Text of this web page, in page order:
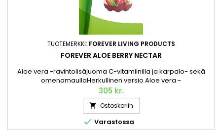
TUOTEMERKKI: FOREVER LIVING PRODUCTS
FOREVER ALOE BERRY NECTAR
Aloe vera -ravintolisäjuoma C-vitamiinilla ja karpalo- sekä
omenamaullaHerkullinen versio Aloe vera -
ravintolisästämme juomamuodossa. Kuten alkuperäinen,
Forever Aloe Berry Nectar valmistetaan korkealaatuisen käsin
korjatun Aloe veran hienoimmasta sisägeelistä, joka on
kerätty täydellisen kypsänä. Sisältää myös C-vitamiinia. Pantti
sisältyy hintaan*....
305 kr.
 Ostoskoriin
 Varastossa